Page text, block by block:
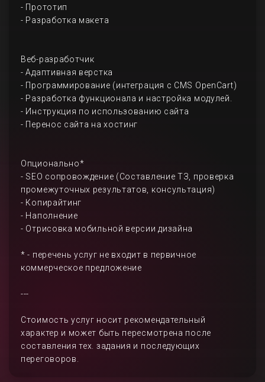
- Прототип
- Разработка макета
Веб-разработчик
- Адаптивная верстка
- Программирование (интеграция с CMS OpenCart)
- Разработка функционала и настройка модулей.
- Инструкция по использованию сайта
- Перенос сайта на хостинг
Опционально*
- SEO сопровождение (Составление ТЗ, проверка
промежуточных результатов, консультация)
- Копирайтинг
- Наполнение
- Отрисовка мобильной версии дизайна
* - перечень услуг не входит в первичное
коммерческое предложение
---
Стоимость услуг носит рекомендательный
характер и может быть пересмотрена после
составления тех. задания и последующих
переговоров.